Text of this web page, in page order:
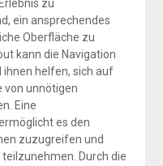
zu
ein ansprechendes
Oberfläche zu
kann die Navigation
helfen, sich auf
von unnötigen
Eine
es den
zuzugreifen und
Durch die